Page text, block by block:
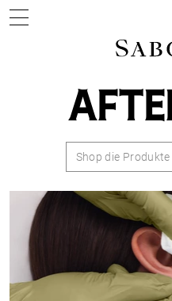
Shop die Produkte